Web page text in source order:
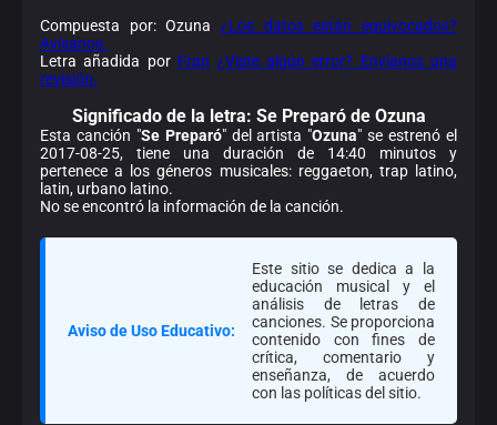
Compuesta por: Ozuna ¿Los datos están equivocados?
Avísanos.
Letra añadida por Fran ¿Viste algún error? Envíanos una
revisión.
Significado de la letra: Se Preparó de Ozuna
Esta canción "Se Preparó" del artista "Ozuna" se estrenó el
2017-08-25, tiene una duración de 14:40 minutos y
pertenece a los géneros musicales: reggaeton, trap latino,
latin, urbano latino.
No se encontró la información de la canción.
Aviso de Uso Educativo:
Este sitio se dedica a la
educación musical y el
análisis de letras de
canciones. Se proporciona
contenido con fines de
crítica, comentario y
enseñanza, de acuerdo
con las políticas del sitio.